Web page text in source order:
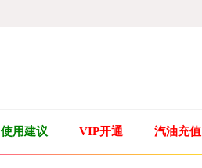
使用建议 VIP开通 汽油充值